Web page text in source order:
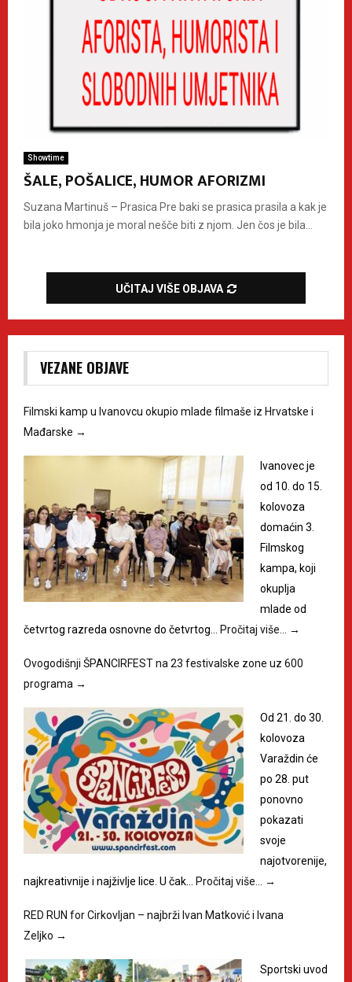
Showtime
ŠALE, POŠALICE, HUMOR AFORIZMI
Suzana Martinuš – Prasica Pre baki se prasica prasila a kak je
bila joko hmonja je moral nešče biti z njom. Jen čos je bila...
UČITAJ VIŠE OBJAVA
VEZANE OBJAVE
Filmski kamp u Ivanovcu okupio mlade filmaše iz Hrvatske i
Mađarske →
Ivanovec je
od 10. do 15.
kolovoza
domaćin 3.
Filmskog
kampa, koji
okuplja
mlade od
četvrtog razreda osnovne do četvrtog…
Pročitaj više… →
Ovogodišnji ŠPANCIRFEST na 23 festivalske zone uz 600
programa →
Od 21. do 30.
kolovoza
Varaždin će
po 28. put
ponovno
pokazati
svoje
najotvorenije,
najkreativnije i najživlje lice. U čak…
Pročitaj više… →
RED RUN for Cirkovljan – najbrži Ivan Matković i Ivana
Zeljko →
Sportski uvod